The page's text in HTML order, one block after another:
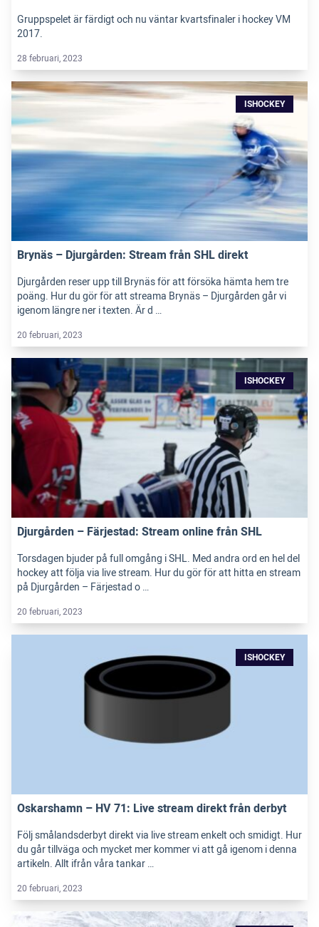
Gruppspelet är färdigt och nu väntar kvartsfinaler i hockey VM
2017.
28 februari, 2023
ISHOCKEY
Brynäs – Djurgården: Stream från SHL direkt
Djurgården reser upp till Brynäs för att försöka hämta hem tre
poäng. Hur du gör för att streama Brynäs – Djurgården går vi
igenom längre ner i texten. Är d …
20 februari, 2023
ISHOCKEY
Djurgården – Färjestad: Stream online från SHL
Torsdagen bjuder på full omgång i SHL. Med andra ord en hel del
hockey att följa via live stream. Hur du gör för att hitta en stream
på Djurgården – Färjestad o …
20 februari, 2023
ISHOCKEY
Oskarshamn – HV 71: Live stream direkt från derbyt
Följ smålandsderbyt direkt via live stream enkelt och smidigt. Hur
du går tillväga och mycket mer kommer vi att gå igenom i denna
artikeln. Allt ifrån våra tankar …
20 februari, 2023